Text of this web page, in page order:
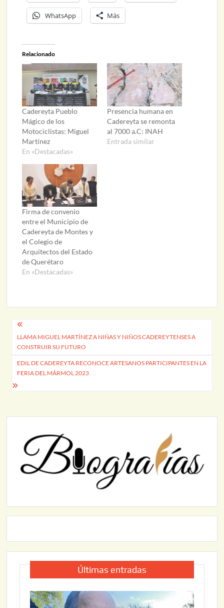
WhatsApp Más
Relacionado
Cadereyta Pueblo
Mágico de los
Motociclistas: Miguel
Martínez
En «Destacadas»
Presencia humana en
Cadereyta se remonta
al 7000 a.C: INAH
Entrada similar
Firma de convenio
entre el Municipio de
Cadereyta de Montes y
el Colegio de
Arquitectos del Estado
de Querétaro
En «Destacadas»
Navegación
de
entradas
LLAMA MIGUEL MARTÍNEZ A NIÑAS Y NIÑOS CADEREYTENSES A
CONSTRUIR SU FUTURO
EDIL DE CADEREYTA RECONOCE ARTESANOS PARTICIPANTES EN LA
FERIA DEL MÁRMOL 2023
Últimas entradas